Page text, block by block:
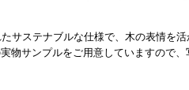
サステナブルな仕様で、木の表情を
物サンプルをご用意していますので